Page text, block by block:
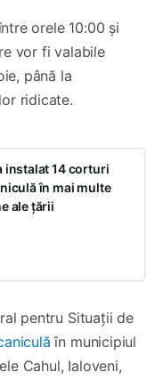
orele 10:00 și
vor fi valabile
până la
ridicate.
instalat 14 corturi
în mai multe
ale țării
pentru Situații de
în municipiul
Cahul, Ialoveni,